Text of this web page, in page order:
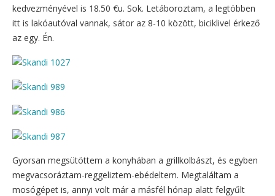
kedvezményével is 18.50 €u. Sok. Letáboroztam, a legtöbben
itt is lakóautóval vannak, sátor az 8-10 között, biciklivel érkező
az egy. Én.
Gyorsan megsütöttem a konyhában a grillkolbászt, és egyben
megvacsoráztam-reggeliztem-ebédeltem. Megtaláltam a
mosógépet is, annyi volt már a másfél hónap alatt felgyűlt